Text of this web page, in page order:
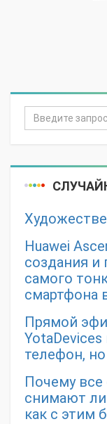
Huawei
создания и
самого
смартфона
Прямой
телефон,
Почему все
снимают
как с этим